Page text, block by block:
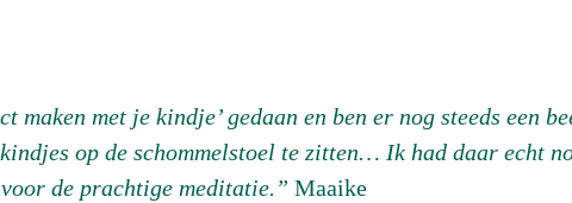
met je kindje’ gedaan en ben er nog steeds een
op de schommelstoel te zitten… Ik had daar echt
voor de prachtige meditatie.” Maaike